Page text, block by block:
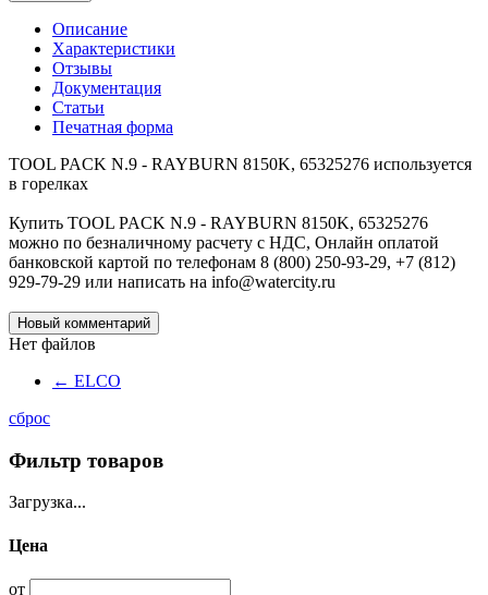
Описание
Характеристики
Отзывы
Документация
Статьи
Печатная форма
TOOL PACK N.9 - RAYBURN 8150K, 65325276 используется
в горелках
Купить TOOL PACK N.9 - RAYBURN 8150K, 65325276
можно по безналичному расчету с НДС, Онлайн оплатой
банковской картой по телефонам 8 (800) 250-93-29, +7 (812)
929-79-29 или написать на info@watercity.ru
Новый комментарий
Нет файлов
← ELCO
сброс
Фильтр товаров
Загрузка...
Цена
от